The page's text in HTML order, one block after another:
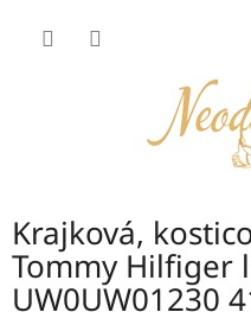
Krajková,
Tommy Hilfiger
UW0UW01230